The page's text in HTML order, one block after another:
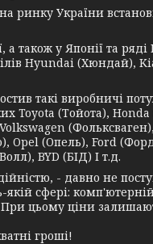
ринку України
у Японії та ряді
Hyundai (Хюндай),
такі виробничі
Toyota (Тойота),
(Опель), Ford
BYD (БІД) І т.д.
- давно не
сфері:
При цьому ціни
гроші!